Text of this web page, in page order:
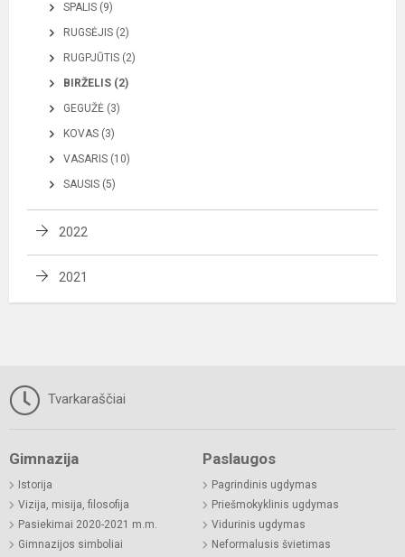
SPALIS (9)
RUGSĖJIS (2)
RUGPJŪTIS (2)
BIRŽELIS (2)
GEGUŽĖ (3)
KOVAS (3)
VASARIS (10)
SAUSIS (5)
2022
2021
Tvarkaraščiai
Gimnazija
Istorija
Vizija, misija, filosofija
Pasiekimai 2020-2021 m.m.
Gimnazijos simboliai
Paslaugos
Pagrindinis ugdymas
Priešmokyklinis ugdymas
Vidurinis ugdymas
Neformalusis švietimas